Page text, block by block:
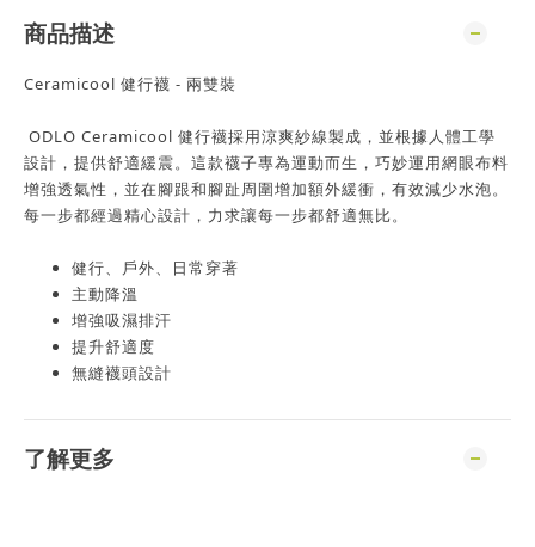
商品描述
Ceramicool 健行襪 - 兩雙裝
ODLO Ceramicool 健行襪採用涼爽紗線製成，並根據人體工學
設計，提供舒適緩震。這款襪子專為運動而生，巧妙運用網眼布料
增強透氣性，並在腳跟和腳趾周圍增加額外緩衝，有效減少水泡。
每一步都經過精心設計，力求讓每一步都舒適無比。
健行、戶外、日常穿著
主動降溫
增強吸濕排汗
提升舒適度
無縫襪頭設計
了解更多